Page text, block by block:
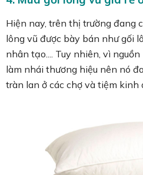
Hiện nay, trên thị trường đang
lông vũ được bày bán như gối
nhân tạo.... Tuy nhiên, vì
làm nhái thương hiệu nên nó
tràn lan ở các chợ và tiệm kinh